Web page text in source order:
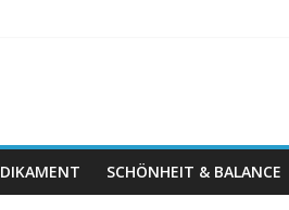
SCHÖNHEIT & BALANCE